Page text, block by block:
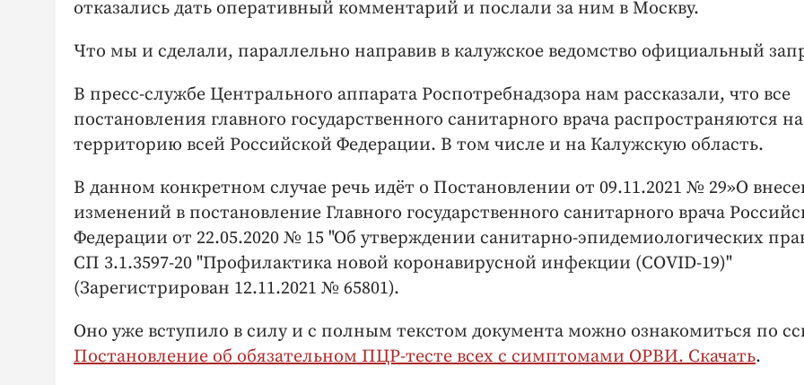
отказались дать оперативный комментарий и послали за ним в Москву.
Что мы и сделали, параллельно направив в калужское ведомство официальный
В пресс-службе Центрального аппарата Роспотребнадзора нам рассказали, что все
постановления главного государственного санитарного врача распространяются на
территорию всей Российской Федерации. В том числе и на Калужскую область.
В данном конкретном случае речь идёт о Постановлении от 09.11.2021 № 29»О
изменений в постановление Главного государственного санитарного врача
Федерации от 22.05.2020 № 15 "Об утверждении санитарно-эпидемиологических
СП 3.1.3597-20 "Профилактика новой коронавирусной инфекции (СОVID-19)"
(Зарегистрирован 12.11.2021 № 65801).
Оно уже вступило в силу и с полным текстом документа можно ознакомиться по
Постановление об обязательном ПЦР-тесте всех с симптомами ОРВИ. Скачать.